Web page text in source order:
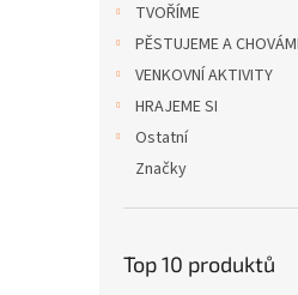
TVOŘÍME
PĚSTUJEME A
VENKOVNÍ AKTIVITY
HRAJEME SI
Ostatní
Značky
Top 10 produktů